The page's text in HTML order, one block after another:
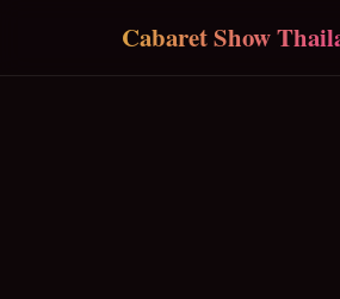
Cabaret Show